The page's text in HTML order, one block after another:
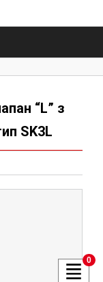
“L” з
SK3L
0